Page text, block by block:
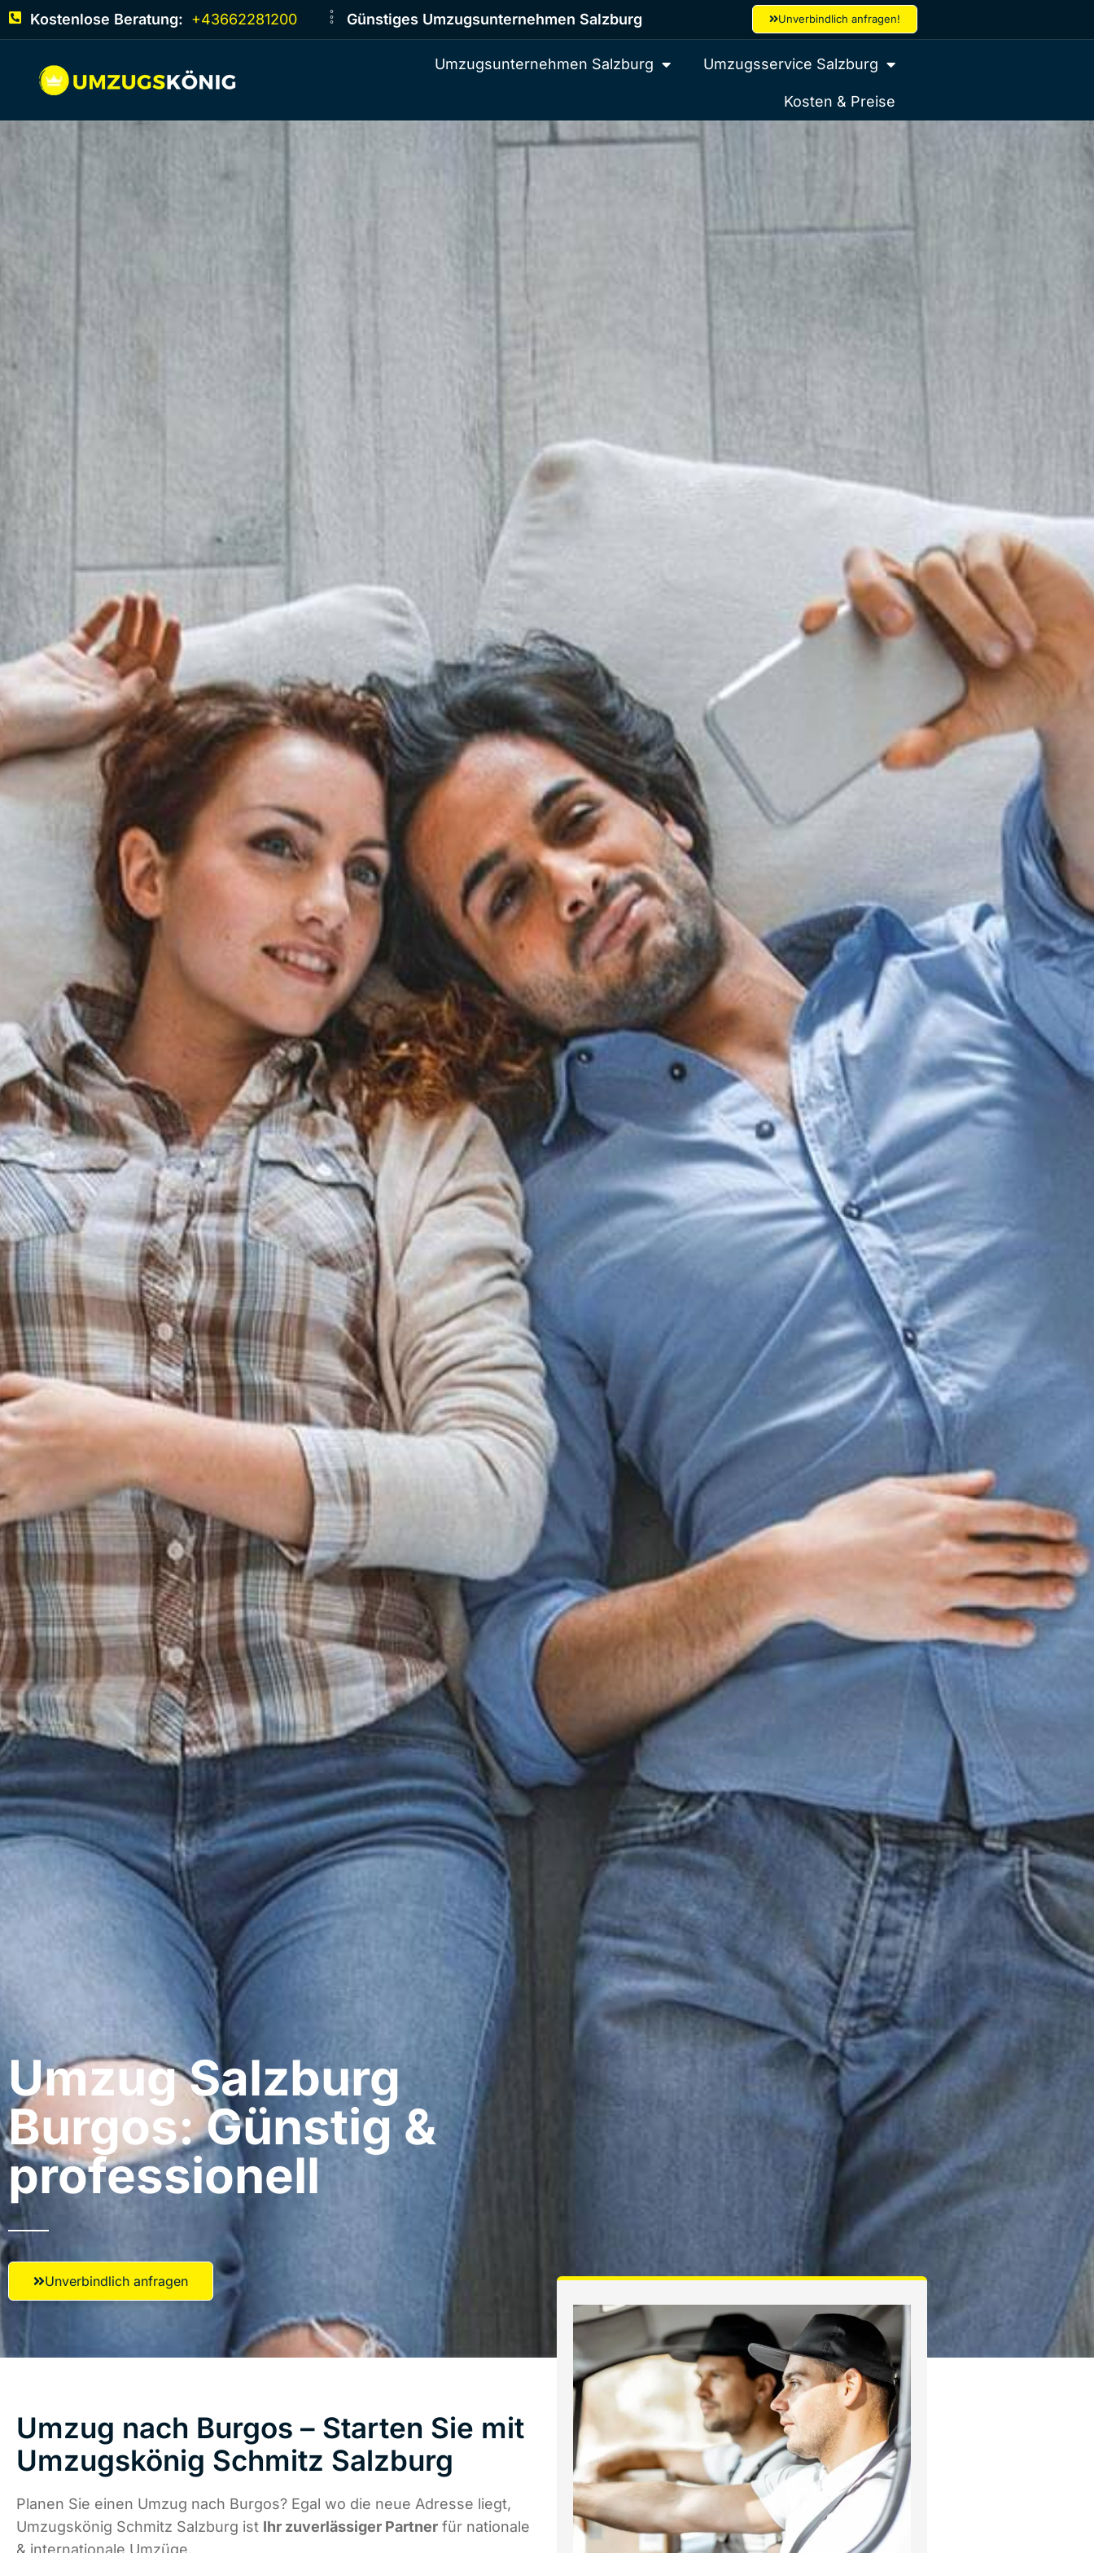
Kostenlose Beratung: +43662281200 Günstiges Umzugsunternehmen Salzburg Unverbindlich anfragen!
Umzugsunternehmen Salzburg Umzugsservice Salzburg
Kosten & Preise
Umzug Salzburg​
Burgos: Günstig &
professionell​
Unverbindlich anfragen
Umzug nach Burgos – Starten Sie mit
Umzugskönig Schmitz Salzburg
Planen Sie einen Umzug nach Burgos? Egal wo die neue Adresse liegt,
Umzugskönig Schmitz Salzburg ist Ihr zuverlässiger Partner für nationale
& internationale Umzüge.